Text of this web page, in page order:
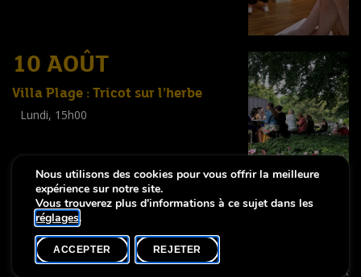
10 AOÛT
Villa Plage : Tricot sur l’herbe
Lundi, 15h00
Notice légale-
Copyright © 2026, Lëtzebuerg City Museum. Tous droits réservés
made by Apart
Nous utilisons des cookies pour vous offrir la meilleure
expérience sur notre site.
Vous trouverez plus d'informations à ce sujet dans les
réglages.
ACCEPTER REJETER